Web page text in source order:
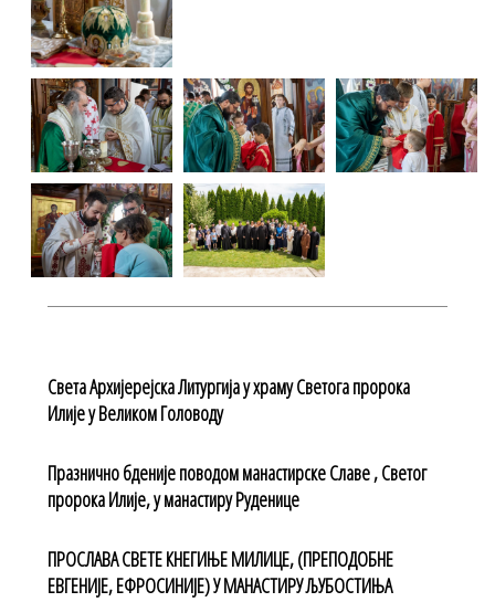
Света Архијерејска Литургија у храму Светога пророка
Илије у Великом Головоду
Празнично бденије поводом манастирске Славе , Светог
пророка Илије, у манастиру Руденице
ПРОСЛАВА СВЕТЕ КНЕГИЊЕ МИЛИЦЕ, (ПРЕПОДОБНЕ
ЕВГЕНИЈЕ, ЕФРОСИНИЈЕ) У МАНАСТИРУ ЉУБОСТИЊА